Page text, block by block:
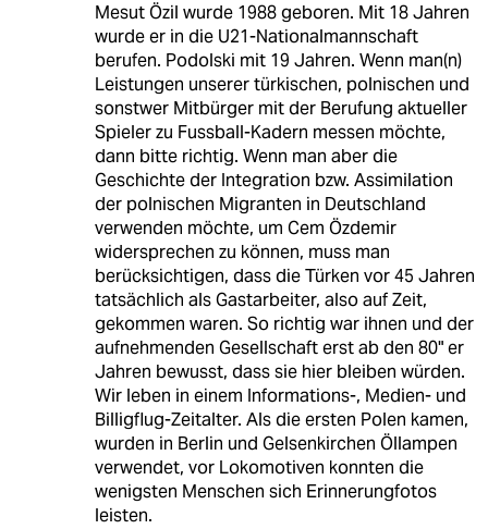
Mesut Özil wurde 1988 geboren. Mit 18 Jahren
wurde er in die U21-Nationalmannschaft
berufen. Podolski mit 19 Jahren. Wenn man(n)
Leistungen unserer türkischen, polnischen und
sonstwer Mitbürger mit der Berufung aktueller
Spieler zu Fussball-Kadern messen möchte,
dann bitte richtig. Wenn man aber die
Geschichte der Integration bzw. Assimilation
der polnischen Migranten in Deutschland
verwenden möchte, um Cem Özdemir
widersprechen zu können, muss man
berücksichtigen, dass die Türken vor 45 Jahren
tatsächlich als Gastarbeiter, also auf Zeit,
gekommen waren. So richtig war ihnen und der
aufnehmenden Gesellschaft erst ab den 80" er
Jahren bewusst, dass sie hier bleiben würden.
Wir leben in einem Informations-, Medien- und
Billigflug-Zeitalter. Als die ersten Polen kamen,
wurden in Berlin und Gelsenkirchen Öllampen
verwendet, vor Lokomotiven konnten die
wenigsten Menschen sich Erinnerungfotos
leisten.